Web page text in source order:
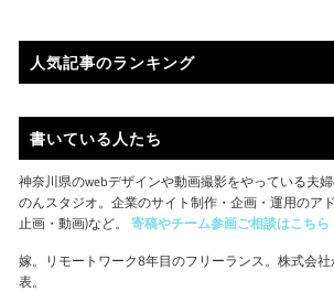
人気記事のランキング
書いている人たち
神奈川県のwebデザインや動画撮影をやっている夫
のんスタジオ。企業のサイト制作・企画・運用のア
止画・動画)など。 寄稿やチーム参画ご相談はこちら
嫁。リモートワーク8年目のフリーランス。株式会
表。